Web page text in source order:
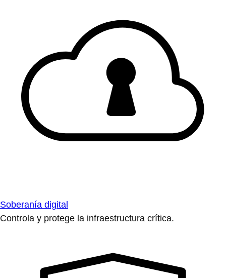
Soberanía digital
Controla y protege la infraestructura crítica.